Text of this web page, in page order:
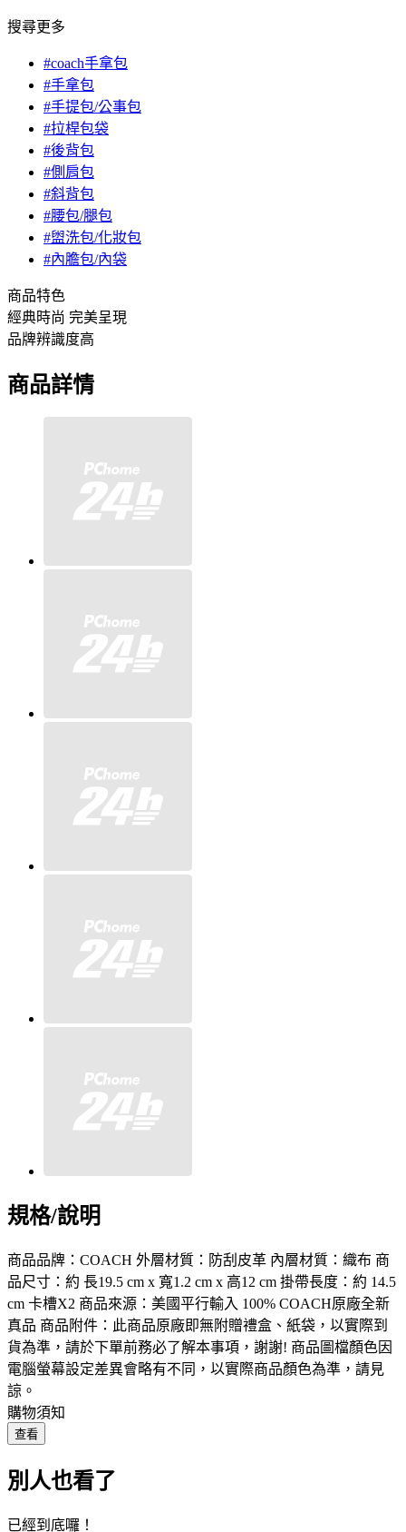
搜尋更多
#coach手拿包
#手拿包
#手提包/公事包
#拉桿包袋
#後背包
#側肩包
#斜背包
#腰包/腿包
#盥洗包/化妝包
#內膽包/內袋
商品特色
經典時尚 完美呈現
品牌辨識度高
商品詳情
規格/說明
商品品牌：COACH 外層材質：防刮皮革 內層材質：織布 商
品尺寸：約 長19.5 cm x 寬1.2 cm x 高12 cm 掛帶長度：約 14.5
cm 卡槽X2 商品來源：美國平行輸入 100% COACH原廠全新
真品 商品附件：此商品原廠即無附贈禮盒、紙袋，以實際到
貨為準，請於下單前務必了解本事項，謝謝! 商品圖檔顏色因
電腦螢幕設定差異會略有不同，以實際商品顏色為準，請見
諒。
購物須知
查看
別人也看了
已經到底囉！